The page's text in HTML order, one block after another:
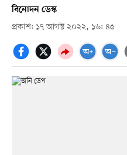
বিনোদন ডেস্ক
প্রকাশ: ১৭ আগস্ট ২০২২, ১৬: ৪৫